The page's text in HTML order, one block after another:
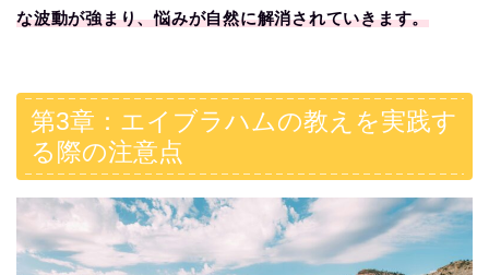
な波動が強まり、悩みが自然に解消されていきます。
第3章：エイブラハムの教えを実践す
る際の注意点